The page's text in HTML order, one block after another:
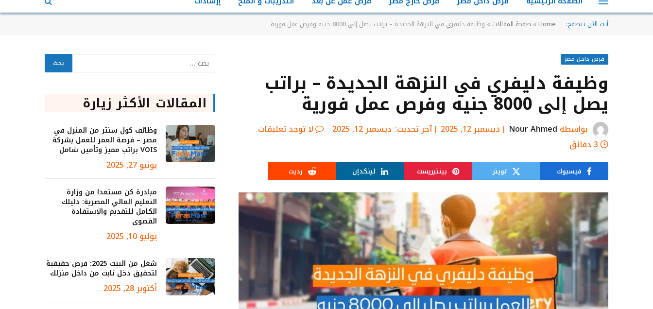
أنت الآن تتصفح: Home
» صفحة المقالات » وظيفة دليفري في النزهة الجديدة – براتب يصل إلى 8000 جنيه وفرص عمل فورية
فرص داخل مصر
وظيفة دليفري في النزهة الجديدة – براتب
يصل إلى 8000 جنيه وفرص عمل فورية
بواسطة Nour Ahmed ديسمبر 12, 2025 آخر تحديث: ديسمبر 12, 2025
لا توجد تعليقات
3 دقائق
فيسبوك تويتر بينتيريست لينكدإن رديت
المقالات الأكثر زيارة
وظائف كول سنتر من المنزل في
مصر – فرصة العمر للعمل بشركة
VOIS براتب مميز وتأمين شامل
يونيو 27, 2025
مبادرة كن مستعدا من وزارة
التعليم العالي المصرية: دليلك
الكامل للتقديم والاستفادة
القصوى
يوليو 10, 2025
شغل من البيت 2025: فرص حقيقية
لتحقيق دخل ثابت من داخل منزلك
أكتوبر 28, 2025